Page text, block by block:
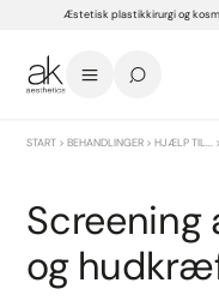
Æstetisk plastikkirurgi og
START >BEHANDLINGER >HJÆLP TIL...
og